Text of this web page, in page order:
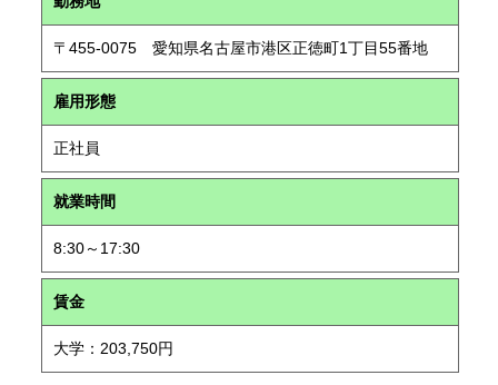
〒455-0075 愛知県名古屋市港区正徳町1丁目55番地
雇用形態
正社員
就業時間
8:30～17:30
賃金
大学：203,750円